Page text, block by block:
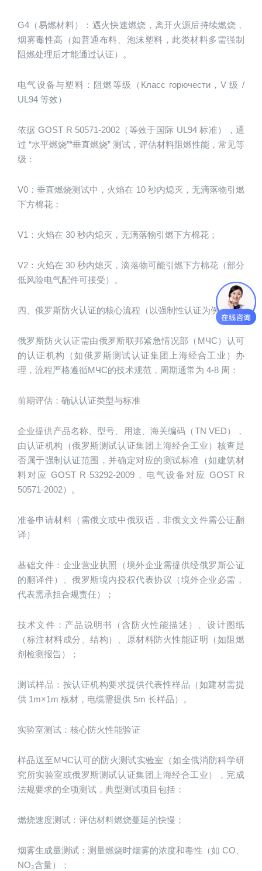
G4（易燃材料）：遇火快速燃烧，离开火源后持续燃烧，
烟雾毒性高（如普通布料、泡沫塑料，此类材料多需强制
阻燃处理后才能通过认证）。
电气设备与塑料：阻燃等级（Класс горючести，V 级 /
UL94 等效）
依据 GOST R 50571-2002（等效于国际 UL94 标准），通
过 “水平燃烧”“垂直燃烧” 测试，评估材料阻燃性能，常见等
级：
V0：垂直燃烧测试中，火焰在 10 秒内熄灭，无滴落物引燃
下方棉花；
V1：火焰在 30 秒内熄灭，无滴落物引燃下方棉花；
V2：火焰在 30 秒内熄灭，滴落物可能引燃下方棉花（部分
低风险电气配件可接受）。
四、俄罗斯防火认证的核心流程（以强制性认证为例）
俄罗斯防火认证需由俄罗斯联邦紧急情况部（МЧС）认可
的认证机构（如俄罗斯测试认证集团上海经合工业）办
理，流程严格遵循МЧС的技术规范，周期通常为 4-8 周：
前期评估：确认认证类型与标准
企业提供产品名称、型号、用途、海关编码（TN VED），
由认证机构（俄罗斯测试认证集团上海经合工业）核查是
否属于强制认证范围，并确定对应的测试标准（如建筑材
料对应 GOST R 53292-2009，电气设备对应 GOST R
50571-2002）。
准备申请材料（需俄文或中俄双语，非俄文文件需公证翻
译）
基础文件：企业营业执照（境外企业需提供经俄罗斯公证
的翻译件）、俄罗斯境内授权代表协议（境外企业必需，
代表需承担合规责任）；
技术文件：产品说明书（含防火性能描述）、设计图纸
（标注材料成分、结构）、原材料防火性能证明（如阻燃
剂检测报告）；
测试样品：按认证机构要求提供代表性样品（如建材需提
供 1m×1m 板材，电缆需提供 5m 长样品）。
实验室测试：核心防火性能验证
样品送至МЧС认可的防火测试实验室（如全俄消防科学研
究所实验室或俄罗斯测试认证集团上海经合工业），完成
法规要求的全项测试，典型测试项目包括：
燃烧速度测试：评估材料燃烧蔓延的快慢；
烟雾生成量测试：测量燃烧时烟雾的浓度和毒性（如 CO、
NO₂含量）；